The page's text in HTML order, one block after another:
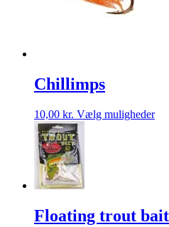
Chillimps
10,00 kr. Vælg muligheder
på
Floating trout bait